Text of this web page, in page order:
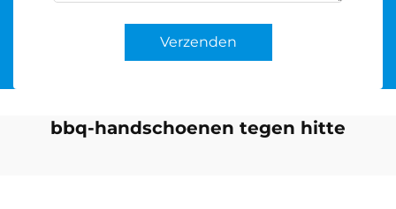
Verzenden
bbq-handschoenen tegen hitte